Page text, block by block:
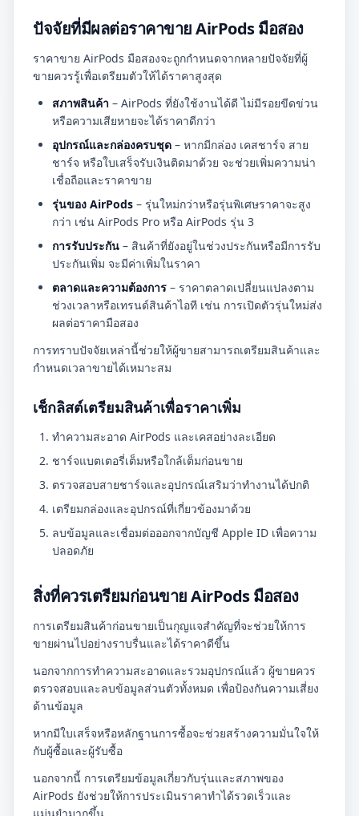
ปัจจัยที่มีผลต่อราคาขาย AirPods มือสอง
ราคาขาย AirPods มือสองจะถูกกำหนดจากหลายปัจจัยที่ผู้
ขายควรรู้เพื่อเตรียมตัวให้ได้ราคาสูงสุด
สภาพสินค้า – AirPods ที่ยังใช้งานได้ดี ไม่มีรอยขีดข่วน
หรือความเสียหายจะได้ราคาดีกว่า
อุปกรณ์และกล่องครบชุด – หากมีกล่อง เคสชาร์จ สาย
ชาร์จ หรือใบเสร็จรับเงินติดมาด้วย จะช่วยเพิ่มความน่า
เชื่อถือและราคาขาย
รุ่นของ AirPods – รุ่นใหม่กว่าหรือรุ่นพิเศษราคาจะสูง
กว่า เช่น AirPods Pro หรือ AirPods รุ่น 3
การรับประกัน – สินค้าที่ยังอยู่ในช่วงประกันหรือมีการรับ
ประกันเพิ่ม จะมีค่าเพิ่มในราคา
ตลาดและความต้องการ – ราคาตลาดเปลี่ยนแปลงตาม
ช่วงเวลาหรือเทรนด์สินค้าไอที เช่น การเปิดตัวรุ่นใหม่ส่ง
ผลต่อราคามือสอง
การทราบปัจจัยเหล่านี้ช่วยให้ผู้ขายสามารถเตรียมสินค้าและ
กำหนดเวลาขายได้เหมาะสม
เช็กลิสต์เตรียมสินค้าเพื่อราคาเพิ่ม
ทำความสะอาด AirPods และเคสอย่างละเอียด
ชาร์จแบตเตอรี่เต็มหรือใกล้เต็มก่อนขาย
ตรวจสอบสายชาร์จและอุปกรณ์เสริมว่าทำงานได้ปกติ
เตรียมกล่องและอุปกรณ์ที่เกี่ยวข้องมาด้วย
ลบข้อมูลและเชื่อมต่อออกจากบัญชี Apple ID เพื่อความ
ปลอดภัย
สิ่งที่ควรเตรียมก่อนขาย AirPods มือสอง
การเตรียมสินค้าก่อนขายเป็นกุญแจสำคัญที่จะช่วยให้การ
ขายผ่านไปอย่างราบรื่นและได้ราคาดีขึ้น
นอกจากการทำความสะอาดและรวมอุปกรณ์แล้ว ผู้ขายควร
ตรวจสอบและลบข้อมูลส่วนตัวทั้งหมด เพื่อป้องกันความเสี่ยง
ด้านข้อมูล
หากมีใบเสร็จหรือหลักฐานการซื้อจะช่วยสร้างความมั่นใจให้
กับผู้ซื้อและผู้รับซื้อ
นอกจากนี้ การเตรียมข้อมูลเกี่ยวกับรุ่นและสภาพของ
AirPods ยังช่วยให้การประเมินราคาทำได้รวดเร็วและ